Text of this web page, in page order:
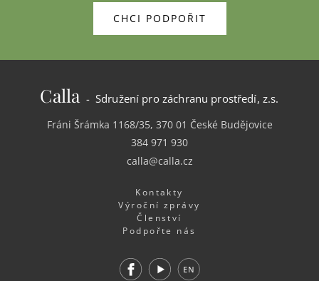
CHCI PODPOŘIT
Calla- Sdružení pro záchranu prostředí, z.s.
Fráni Šrámka 1168/35, 370 01 České Budějovice
384 971 930
calla@calla.cz
Kontakty
Výroční zprávy
Členství
Podpořte nás
FacebookYoutube EN